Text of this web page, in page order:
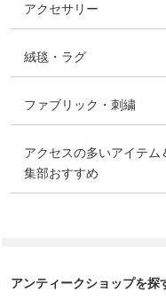
アクセサリー
絨毯・ラグ
ファブリック・刺繍
アクセスの多いアイテム
集部おすすめ
アンティークショップを探